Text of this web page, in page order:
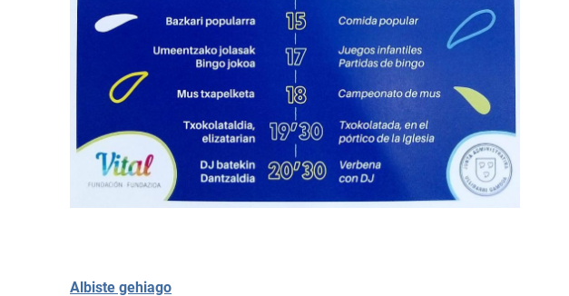
Albiste gehiago